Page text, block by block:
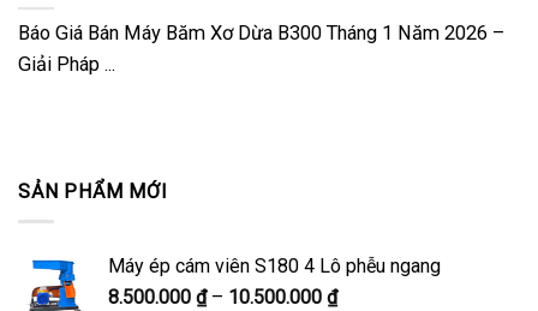
SẢN PHẨM MỚI
Máy ép cám viên S180 4 Lô phễu ngang
8.500.000 ₫ – 10.500.000 ₫Khoảng
Báo Giá Bán Máy Băm Xơ Dừa B300 Tháng 1 Năm 2026 –
Giải Pháp ...